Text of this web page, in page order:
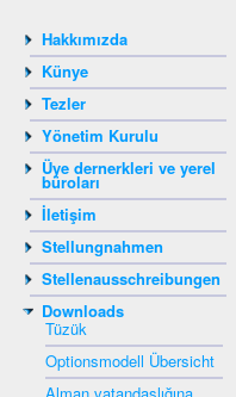
Hakkımızda
Künye
Tezler
Yönetim Kurulu
Üye dernerkleri ve yerel
büroları
İletişim
Stellungnahmen
Stellenausschreibungen
Downloads
Tüzük
Optionsmodell Übersicht